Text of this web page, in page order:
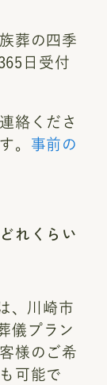
葬の四季
日受付
絡くださ
。 事前の
れくらい
、川崎市
儀プラン
様のご希
可能で